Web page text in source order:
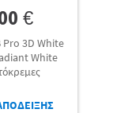
€
Pro 3D White
White